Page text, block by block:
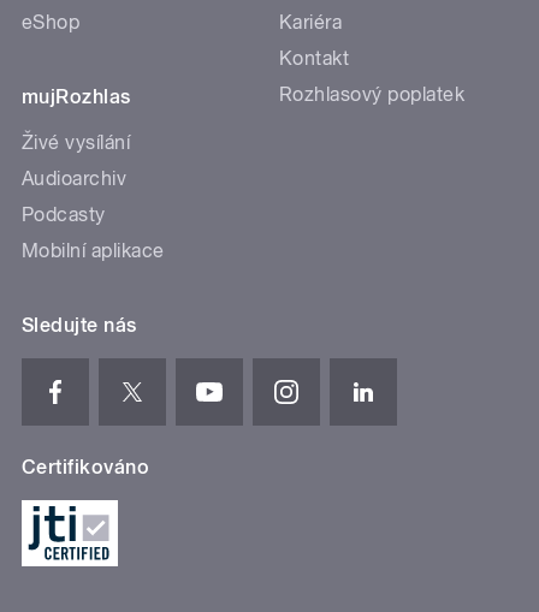
eShop
mujRozhlas
Živé vysílání
Audioarchiv
Podcasty
Mobilní aplikace
Kariéra
Kontakt
Rozhlasový poplatek
Sledujte nás
Certifikováno